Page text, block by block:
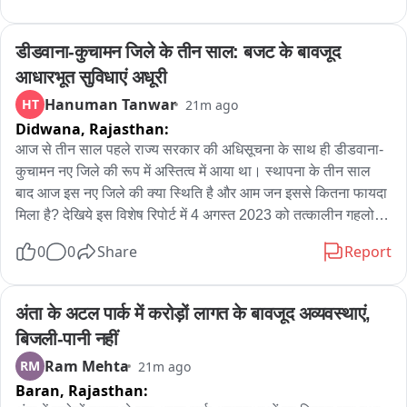
से राहत मिली। लंबे समय बाद हुई इस बारिश का लोगों ने भी आनंद लिया।
वहीं बारिश से किसानों के चेहरों ने खिल उठे। किसानों का कहना है कि इस
बारिश से खरीफ फसलों को फायदा मिलेगा और अच्छी पैदावार की उम्मीद
बढ़ी है। बारिश से खेतों में नमी बढ़ने के साथ फसलों की बढ़वार को भी बल
मिलेगा।
डीडवाना-कुचामन जिले के तीन साल: बजट के बावजूद
आधारभूत सुविधाएं अधूरी
HT Hanuman Tanwar 21m ago
Didwana, Rajasthan:
आज से तीन साल पहले राज्य सरकार की अधिसूचना के साथ ही डीडवाना-
कुचामन नए जिले की रूप में अस्तित्व में आया था। स्थापना के तीन साल
बाद आज इस नए जिले की क्या स्थिति है और आम जन इससे कितना फायदा
मिला है? देखिये इस विशेष रिपोर्ट में 4 अगस्त 2023 को तत्कालीन गहलोत
अगस्त को नए जिलों का स्थापना दिवस घोषित किया गया। सरकार बदलने
जिलों की समीक्षा करते हुए मात्र 8 ही नये जिले रखे और बाकी सभी जिलों
को पुराने जिलों में ही विलोपित कर दिया गया। वर्तमान सरकार के कार्यकाल
को भी तकरीबन ढाई साल का समय बीत चुका है लेकिन नए जिलों का
आधारभूत ढांचा अभी तक पूरी तरह से अस्तित्व में नहीं आया है। गत बजट में
राज्य सरकार ने सभी नये जिलों में मिनी सचिवालय सहित अन्य मूलभूत
0 0 Share Report
अंता के अटल पार्क में करोड़ों लागत के बावजूद अव्यवस्थाएं,
बिजली-पानी नहीं
RM Ram Mehta 21m ago
Baran, Rajasthan: